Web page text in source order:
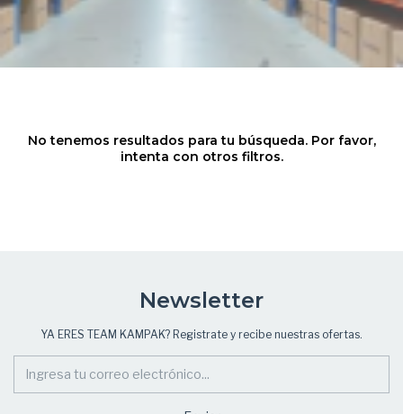
No tenemos resultados para tu búsqueda. Por favor,
intenta con otros filtros.
Newsletter
YA ERES TEAM KAMPAK? Registrate y recibe nuestras ofertas.